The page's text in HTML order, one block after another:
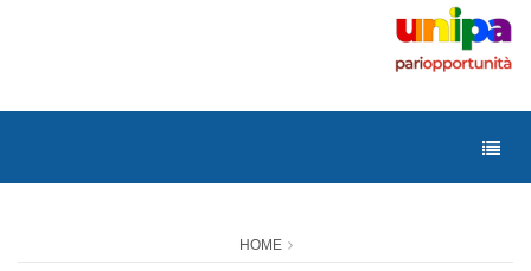
HOME